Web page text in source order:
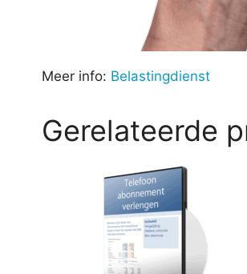
Meer info: Belastingdienst
Gerelateerde